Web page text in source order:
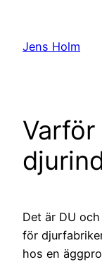
innehåll
Jens Holm
Det är DU
för
hos en